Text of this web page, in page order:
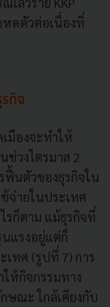
หดตัวต่อเนื่องที่
รกิจ
มืองจะทำให้
ช่วงไตรมาส 2
นตัวของธุรกิจใน
จ่ายในประเทศ
รก็ตาม แม้ธุรกิจที่
นแรงอยู่แต่ก็
ทศ (รูปที่ 7) การ
ห้กิจกรรมทาง
ษณะ ใกล้เคียงกับ